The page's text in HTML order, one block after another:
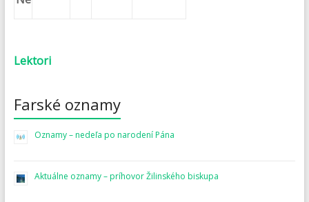
Lektori
Farské oznamy
Oznamy – nedeľa po narodení Pána
Aktuálne oznamy – príhovor Žilinského biskupa